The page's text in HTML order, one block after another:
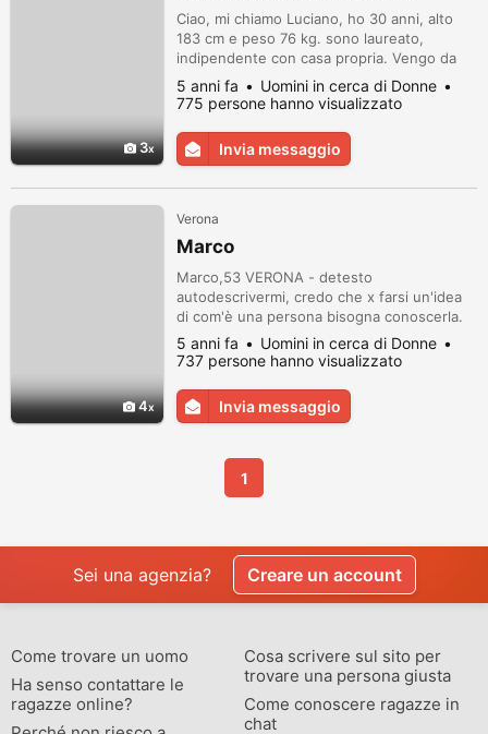
3
Ciao, mi chiamo Luciano, ho 30 anni, alto
183 cm e peso 76 kg. sono laureato,
indipendente con casa propria. Vengo da
ottima famiglia. Libero professionista. Scivo
a te perche la mia vita non mi permette di
avere tempo per cercare una ragazza, e
alora mi affido a questo sito nella speranza
di trovare una donna saggia, premurosa,
5 anni fa
Uomini in cerca di Donne
775 persone hanno visualizzato
Invia messaggio
4
Verona
Marco
Marco,53 VERONA - detesto
autodescrivermi, credo che x farsi un'idea
di com'è una persona bisogna conoscerla.
5 anni fa
Uomini in cerca di Donne
737 persone hanno visualizzato
Invia messaggio
1
Sei una agenzia? Creare un account
Come trovare un uomo
Ha senso contattare le
ragazze online?
Cosa scrivere sul sito per
trovare una persona giusta
Come conoscere ragazze in
chat